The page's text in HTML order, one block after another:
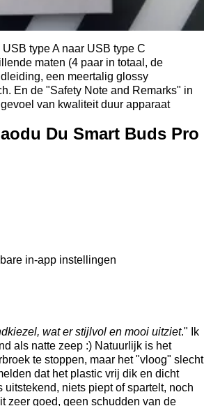
type A naar USB type C
maten (4 paar in totaal, de
een meertalig glossy
En de "Safety Note and Remarks" in
van kwaliteit duur apparaat
Du Smart Buds Pro
in-app instellingen
wat er stijlvol en mooi uitziet." Ik
als natte zeep :) Natuurlijk is het
te stoppen, maar het "vloog" slecht
dat het plastic vrij dik en dicht
niets piept of spartelt, noch
zeer goed, geen schudden van de